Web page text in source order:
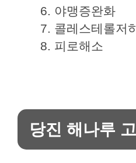
야맹증완화
콜레스테롤저
피로해소
당진 해나루